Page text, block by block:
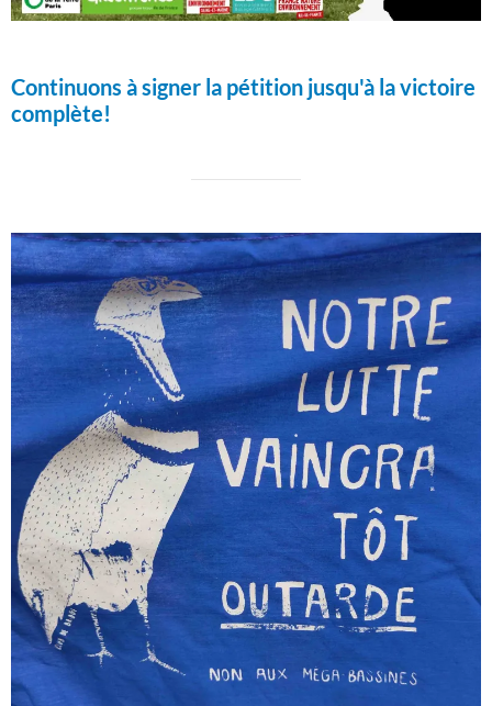
Continuons à signer la pétition jusqu'à la victoire
complète!